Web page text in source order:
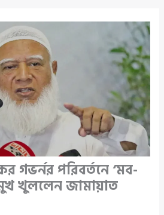
গভর্নর পরিবর্তনে ‘মব-
খুললেন জামায়াত